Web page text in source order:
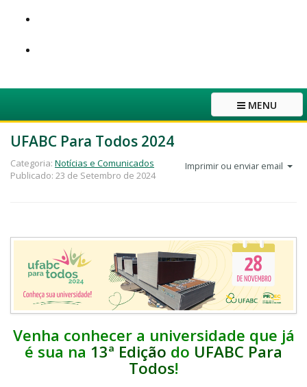
MENU
UFABC Para Todos 2024
Imprimir ou enviar email
Categoria: Notícias e Comunicados
Publicado: 23 de Setembro de 2024
Venha conhecer a universidade que já
é sua na 13ª Edição do UFABC Para
Todos!